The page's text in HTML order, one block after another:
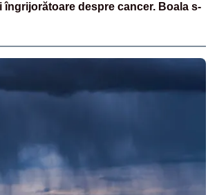
îngrijorătoare despre cancer. Boala s-